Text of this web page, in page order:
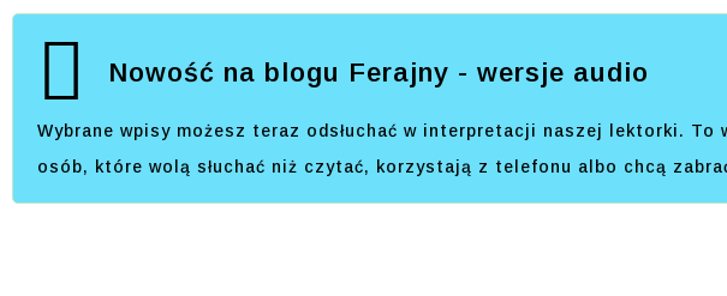
Nowość na blogu Ferajny - wersje audio
Wybrane wpisy możesz teraz odsłuchać w interpretacji naszej lektorki.
osób, które wolą słuchać niż czytać, korzystają z telefonu albo chcą